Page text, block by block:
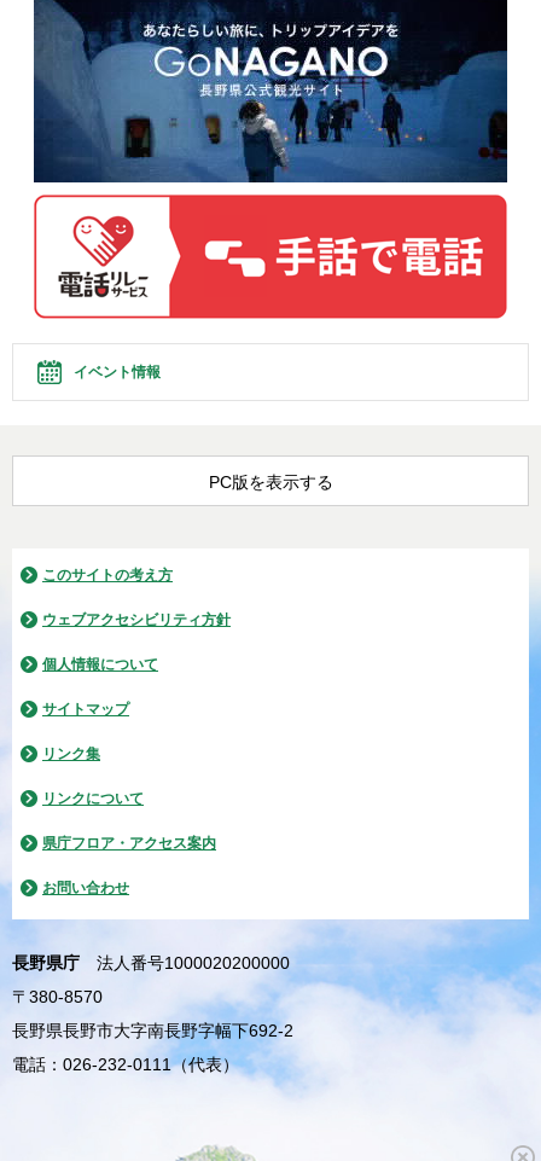
イベント情報
PC版を表示する
このサイトの考え方
ウェブアクセシビリティ方針
個人情報について
サイトマップ
リンク集
リンクについて
県庁フロア・アクセス案内
お問い合わせ
長野県庁
法人番号1000020200000
〒380-8570
長野県長野市大字南長野字幅下692-2
電話：026-232-0111（代表）